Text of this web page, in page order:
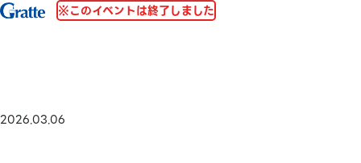
※このイベントは終了しました
2026.03.06